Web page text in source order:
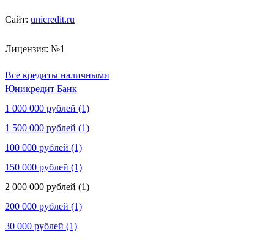
Сайт: unicredit.ru
Лицензия: №1
Все кредиты наличными
Юникредит Банк
1 000 000 рублей (1)
1 500 000 рублей (1)
100 000 рублей (1)
150 000 рублей (1)
2 000 000 рублей (1)
200 000 рублей (1)
30 000 рублей (1)